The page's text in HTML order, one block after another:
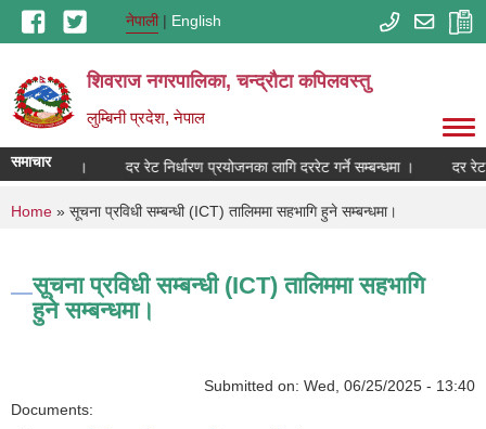
Skip to main contentनेपाली English
शिवराज नगरपालिका, चन्द्राैटा कपिलवस्तु
लुम्बिनी प्रदेश, नेपाल
समाचार
सम्बन्धमा । दर रेट निर्धारण प्रयोजनका लागि दररेट गर्ने सम्बन्धमा । दर रेट
You are here
Home » सूचना प्रविधी सम्बन्धी (ICT) तालिममा सहभागि हुने सम्बन्धमा।
सूचना प्रविधी सम्बन्धी (ICT) तालिममा सहभागि
हुने सम्बन्धमा।
Submitted on: Wed, 06/25/2025 - 13:40
Documents: